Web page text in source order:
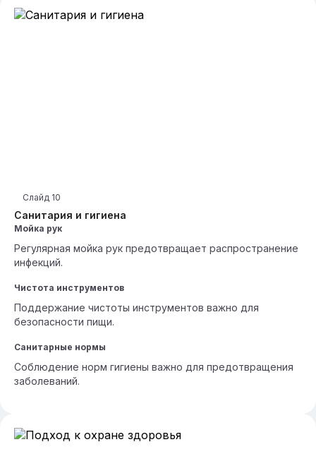
Санитария и гигиена
Слайд 10
Мойка рук
Регулярная мойка рук предотвращает распространение
инфекций.
Чистота инструментов
Поддержание чистоты инструментов важно для
безопасности пищи.
Санитарные нормы
Соблюдение норм гигиены важно для предотвращения
заболеваний.